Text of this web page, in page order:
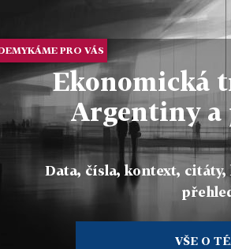
PRO VÁS
Ekonomická
Argentiny a
Data, čísla, kontext,
VŠE O